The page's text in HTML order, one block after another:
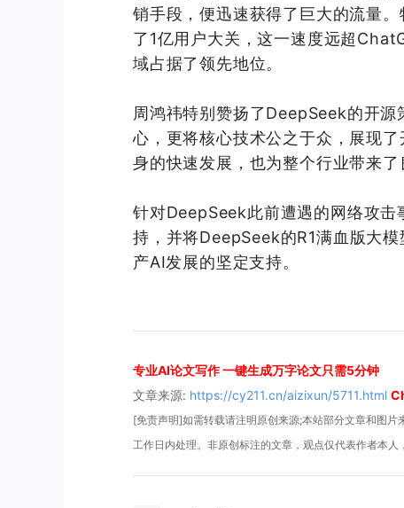
销手段，便迅速获得了巨大的流量
了1亿用户大关，这一速度远超
域占据了领先地位。
周鸿祎特别赞扬了DeepSeek的开
心，更将核心技术公之于众，展现
身的快速发展，也为整个行业带来了
针对DeepSeek此前遭遇的网络攻击
持，并将DeepSeek的R1满血版大
产AI发展的坚定支持。
专业AI论文写作 一键生成万字论文只需5分钟
文章来源: https://cy211.cn/aizixun/5711.html
[免责声明]如需转载请注明原创来源;本站部分文章和图
工作日内处理。非原创标注的文章，观点仅代表作者本人